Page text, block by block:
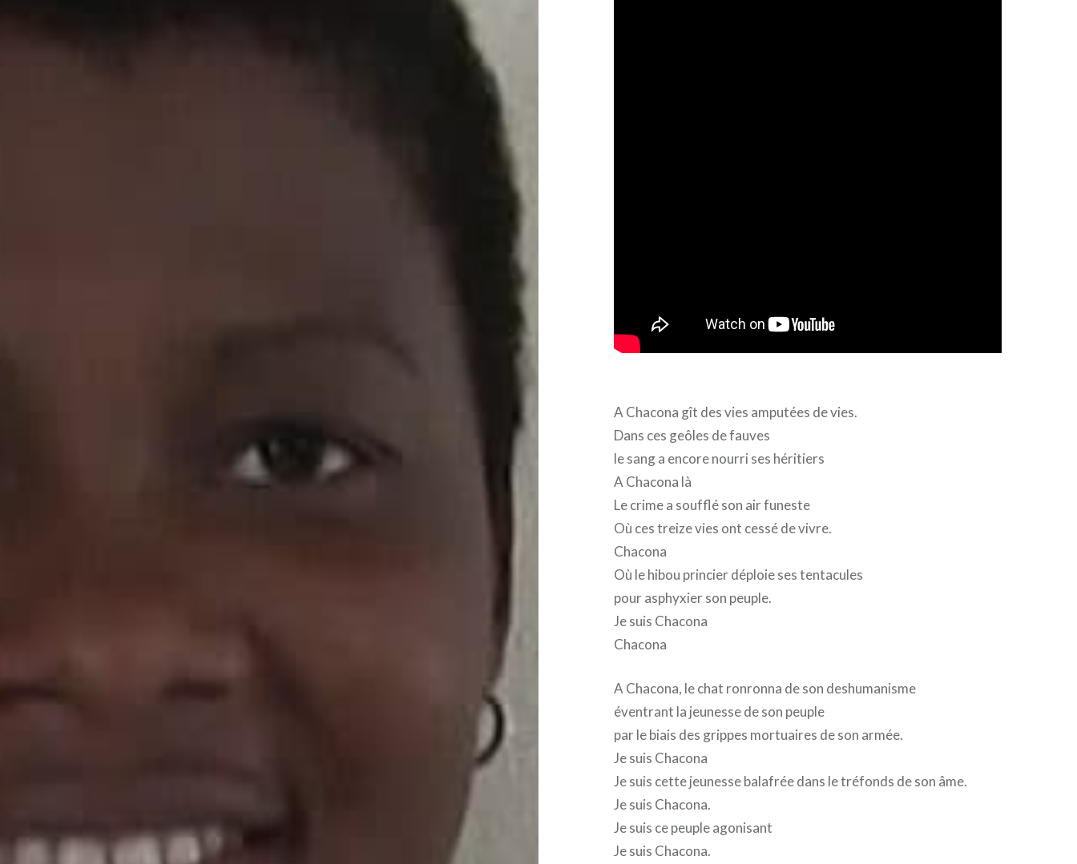
A Chacona gît des vies amputées de vies.
Dans ces geôles de fauves
le sang a encore nourri ses héritiers
A Chacona là
Le crime a soufflé son air funeste
Où ces treize vies ont cessé de vivre.
Chacona
Où le hibou princier déploie ses tentacules
pour asphyxier son peuple.
Je suis Chacona
Chacona
A Chacona, le chat ronronna de son deshumanisme
éventrant la jeunesse de son peuple
par le biais des grippes mortuaires de son armée.
Je suis Chacona
Je suis cette jeunesse balafrée dans le tréfonds de son âme.
Je suis Chacona.
Je suis ce peuple agonisant
Je suis Chacona.